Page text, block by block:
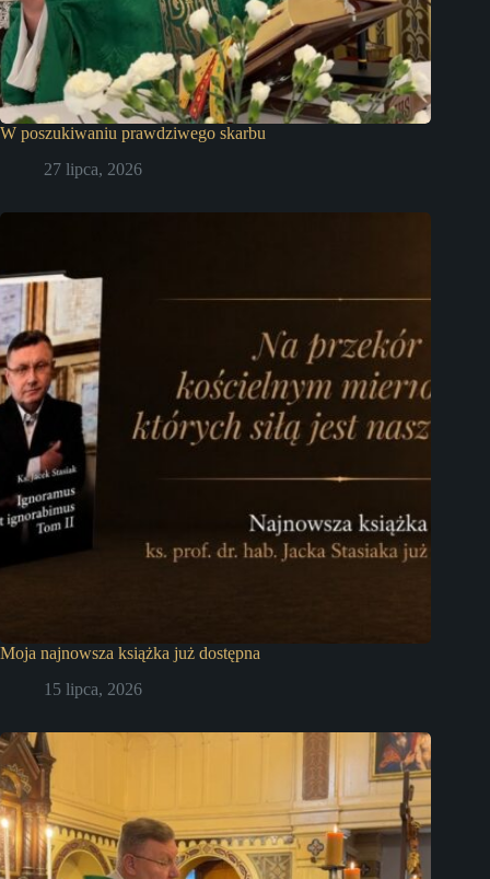
W poszukiwaniu prawdziwego skarbu
27 lipca, 2026
Moja najnowsza książka już dostępna
15 lipca, 2026